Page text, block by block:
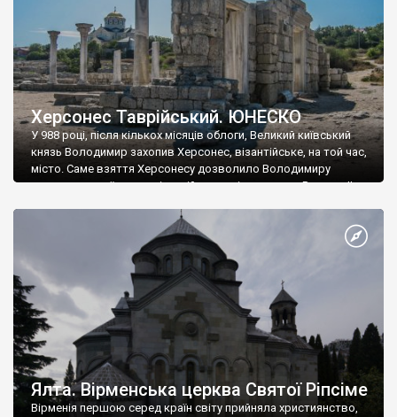
Херсонес Таврійський. ЮНЕСКО
У 988 році, після кількох місяців облоги, Великий київський
князь Володимир захопив Херсонес, візантійське, на той час,
місто. Саме взяття Херсонесу дозволило Володимиру
диктувати свої умови візантійському імператору Василю ІІ, та
Херсонесі Володимир-язичник, став Василем-християнином.
А потім було Хрещення Русі. На честь Херсонесу Таврійського
Ялта. Вірменська церква Святої Ріпсіме
Вірменія першою серед країн світу прийняла християнство,